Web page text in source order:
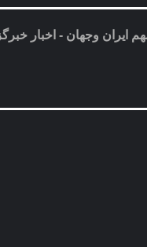
ایران وجهان - اخبار